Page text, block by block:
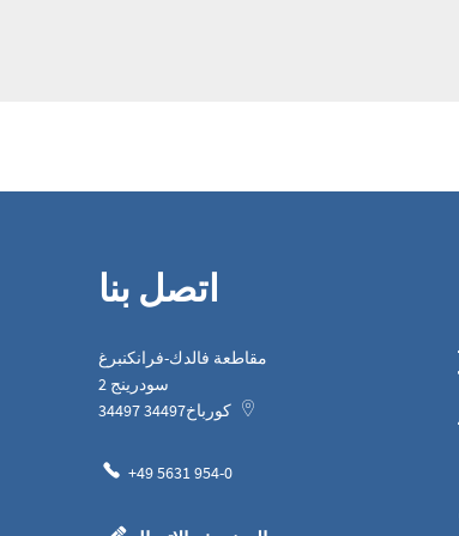
اتصل بنا
مقاطعة فالدك-فرانكنبرغ
سودرينج 2
34497
كورباخ34497
+49 5631 954-0